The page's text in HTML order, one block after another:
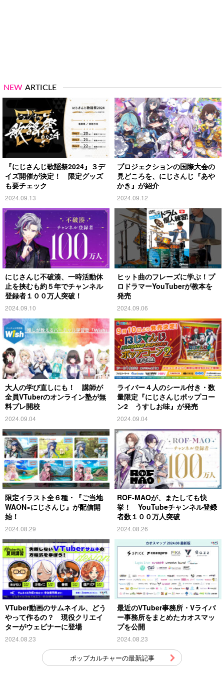
NEW ARTICLE
『にじさんじ歌謡祭2024』３デ
イズ開催が決定！ 限定グッズ
も要チェック
2024.09.13
プロジェクションの国際大会の
見どころを、にじさんじ『あや
かき』が紹介
2024.09.12
にじさんじ不破湊、一時活動休
止を挟むも約５年でチャンネル
登録者１００万人突破！
2024.09.10
ヒット曲のフレーズに学ぶ！プ
ロドラマーYouTuberが教本を
発売
2024.09.06
大人の学び直しにも！ 講師が
全員VTuberのオンライン塾が無
料プレ開校
2024.09.04
ライバー４人のシール付き・数
量限定『にじさんじポップコー
ン2 うすしお味』が発売
2024.09.04
限定イラスト全６種・『ご当地
WAON×にじさんじ』が配信開
始！
2024.08.29
ROF-MAOが、またしても快
挙！ YouTubeチャンネル登録
者数１００万人突破
2024.08.26
VTuber動画のサムネイル、どう
やって作るの？ 現役クリエイ
ターがウェビナーに登場
2024.08.23
最近のVTuber事務所・Vライバ
ー事務所をまとめたカオスマッ
プを公開
2024.08.23
ポップカルチャーの最新記事